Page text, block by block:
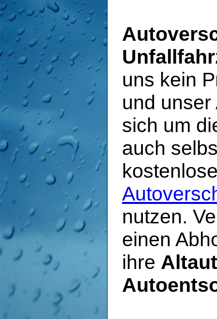
uns kein
und
sich um
auch
nutzen.
einen
ihre